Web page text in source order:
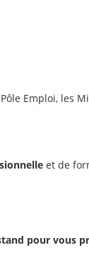
Emploi, les
et de
pour vous